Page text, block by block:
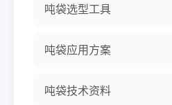
吨袋选型工具
吨袋应用方案
吨袋技术资料